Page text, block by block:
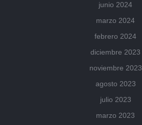
junio 2024
marzo 2024
febrero 2024
diciembre 2023
noviembre 2023
agosto 2023
julio 2023
marzo 2023